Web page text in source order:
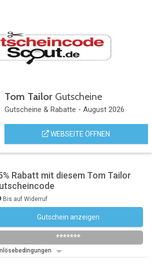
Tom TailorGutscheine
Gutscheine & Rabatte - August 2026
WEBSEITE ÖFFNEN
Rabatt mit diesem Tom Tailor
Bis auf Widerruf
Gutschein anzeigen
*******